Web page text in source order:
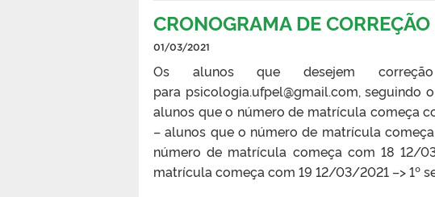
CRONOGRAMA DE
01/03/2021
Os alunos que desejem
para psicologia.ufpel@gmail.com,
alunos que o número de matrícula começa
– alunos que o número de matrícula
número de matrícula começa com 18 12/
matrícula começa com 19 12/03/2021 –> 1º